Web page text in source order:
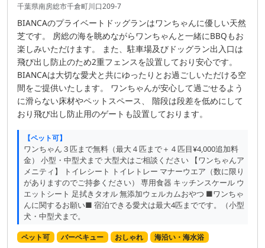
千葉県南房総市千倉町川口209-7
BIANCAのプライベートドッグランはワンちゃんに優しい天然
芝です。 房総の海を眺めながらワンちゃんと一緒にBBQもお
楽しみいただけます。 また、駐車場及びドッグラン出入口は
飛び出し防止のため2重フェンスを設置しており安心です。
BIANCAは大切な愛犬と共にゆったりとお過ごしいただける空
間をご提供いたします。 ワンちゃんが安心して過ごせるよう
に滑らない床材やペットスペース、 階段は段差を低めにして
おり飛び出し防止用のゲートも設置しております。
【ペット可】
ワンちゃん３匹まで無料（最大４匹まで＋４匹目¥4,000追加料
金） 小型・中型犬まで 大型犬はご相談ください 【ワンちゃんア
メニティ】 トイレシート トイレトレー マナーウエア（数に限り
がありますのでご持参ください） 専用食器 キッチンスケール ウ
エットシート 足拭きタオル 無添加ウェルカムおやつ ■ワンちゃ
んに関するお願い■ 宿泊できる愛犬は最大4匹までです。（小型
犬・中型犬まで。
ペット可 バーベキュー おしゃれ 海沿い・海水浴